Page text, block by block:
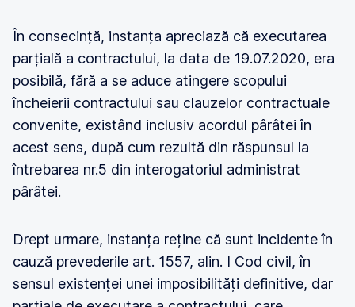
În consecință, instanța apreciază că executarea
parțială a contractului, la data de 19.07.2020, era
posibilă, fără a se aduce atingere scopului
încheierii contractului sau clauzelor contractuale
convenite, existând inclusiv acordul pârâtei în
acest sens, după cum rezultă din răspunsul la
întrebarea nr.5 din interogatoriul administrat
pârâtei.
Drept urmare, instanța reține că sunt incidente în
cauză prevederile art. 1557, alin. I Cod civil, în
sensul existenței unei imposibilități definitive, dar